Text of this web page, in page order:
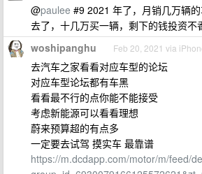
@paulee #9 2021 年了，月销几万辆
去了，十几万买一辆，剩下的钱投资不
woshipanghu Feb 20, 2021 via
去汽车之家看看对应车型的论坛
对应车型论坛都有车黑
看看最不行的点你能不能接受
考虑新能源可以看看理想
蔚来预算超的有点多
一定要去试驾 摸实车 最靠谱
https://m.dcdapp.com/motor/m/feed/